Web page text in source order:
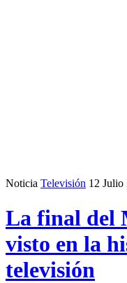
Noticia Televisión 12 Julio
La final del
visto en la
televisión